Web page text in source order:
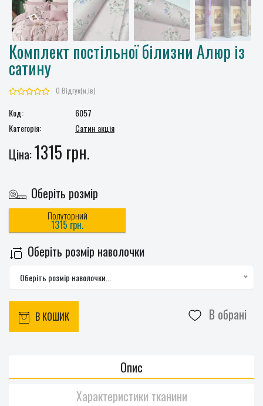
Комплект постільної білизни Алюр із
сатину
0 Відгук(и,ів)
Код:
6057
Категорія:
Сатин акція
Ціна:1315 грн.
Оберіть розмір
Полуторний
1315 грн.
Оберіть розмір наволочки
Оберіть розмір наволочки...
В КОШИК В обрані
Опис
Характеристики тканини